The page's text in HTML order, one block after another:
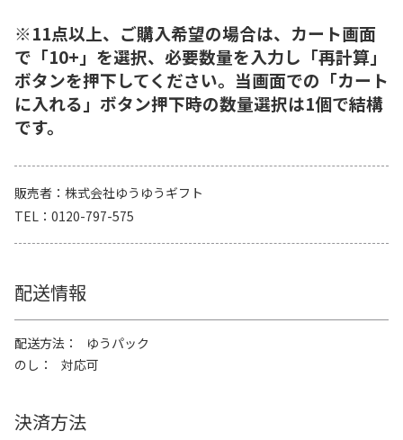
※11点以上、ご購入希望の場合は、カート画面
で「10+」を選択、必要数量を入力し「再計算」
ボタンを押下してください。当画面での「カート
に入れる」ボタン押下時の数量選択は1個で結構
です。
販売者
株式会社ゆうゆうギフト
TEL
0120-797-575
配送情報
配送方法
ゆうパック
のし
対応可
決済方法